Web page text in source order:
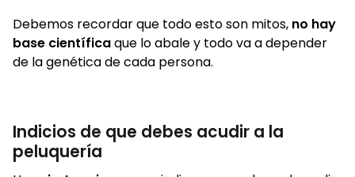
Debemos recordar que todo esto son mitos, no hay
base científicaque lo abale y todo va a depender
de la genética de cada persona.
Indicios de que debes acudir a la
peluquería